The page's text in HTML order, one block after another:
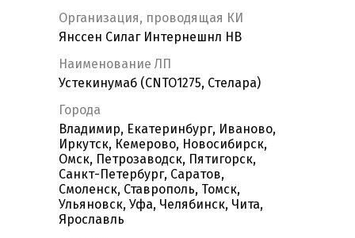
Организация, проводящая КИ
Янссен Силаг Интернешнл НВ
Наименование ЛП
Устекинумаб (CNTO1275, Стелара)
Города
Владимир, Екатеринбург, Иваново,
Иркутск, Кемерово, Новосибирск,
Омск, Петрозаводск, Пятигорск,
Санкт-Петербург, Саратов,
Смоленск, Ставрополь, Томск,
Ульяновск, Уфа, Челябинск, Чита,
Ярославль